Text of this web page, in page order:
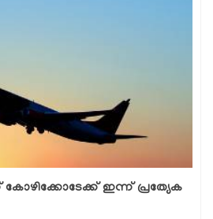
ഇന്ന് പ്രത്യേക